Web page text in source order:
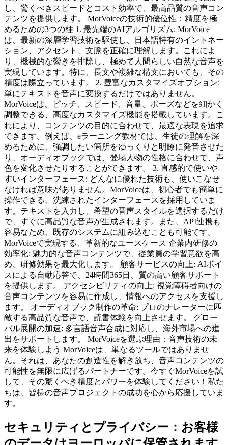
し、驚くべきスピードとコスト効率で、最高品質の音声コン
テンツを提供します。 MorVoiceの技術的優位性：精度を極
めるための3つの柱 1. 最先端のAIアルゴリズム: MorVoice
は、最新の深層学習技術を駆使し、日本語特有のイントネー
ション、アクセント、文脈を正確に理解します。これによ
り、機械的な響きを排除し、極めて人間らしい自然な音声を
実現しています。特に、長文や複雑な構文においても、その
精度は際立っています。 2. 豊富なカスタマイズオプション:
単にテキストを音声に変換するだけではありません。
MorVoiceは、ピッチ、スピード、音量、ポーズなどを細かく
調整できる、高度なカスタマイズ機能を搭載しています。こ
れにより、コンテンツの目的に合わせて、最適な表現を追求
できます。例えば、eラーニング教材では、生徒の理解を深
めるために、強調したい箇所をゆっくりと明瞭に発音させた
り、オーディオブックでは、登場人物の性格に合わせて、声
色を変化させたりすることができます。 3. 直感的で使いや
すいインターフェース: どんなに優れた技術も、使いこなせ
なければ意味がありません。MorVoiceは、初心者でも簡単に
操作できる、洗練されたインターフェースを採用していま
す。テキストを入力し、希望の音声スタイルを選択するだけ
で、すぐに高品質な音声が生成されます。また、API連携も
容易なため、既存のシステムに組み込むことも可能です。
MorVoiceで実現する、革新的なユースケース 企業内研修の
効率化: 魅力的な音声コンテンツで、従業員の学習意欲を高
め、研修効果を最大化します。 顧客サービスの向上: AIボイ
スによる自動応答で、24時間365日、質の高い顧客サポート
を提供します。 アクセシビリティの向上: 視覚障碍者向けの
音声コンテンツを容易に作成し、情報へのアクセスを支援し
ます。 オーディオブック制作の革命: プロのナレーターに匹
敵する高品質な音声で、読書体験を向上させます。 グロー
バル展開の加速: 多言語音声合成に対応し、海外市場への進
出をサポートします。 MorVoiceを選ぶ理由：音声技術の未
来を体験しよう MorVoiceは、単なるツールではありませ
ん。それは、あなたの創造性を解き放ち、音声コンテンツの
可能性を無限に広げるパートナーです。今すぐMorVoiceを試
して、その驚くべき精度とパワーを体験してください！私た
ちは、皆様の音声プロジェクトの成功を心から応援していま
す。
セキュリティとプライバシー：お客様